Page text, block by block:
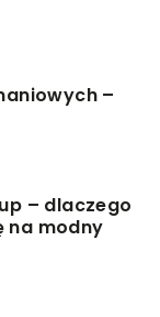
–
– dlaczego
na modny